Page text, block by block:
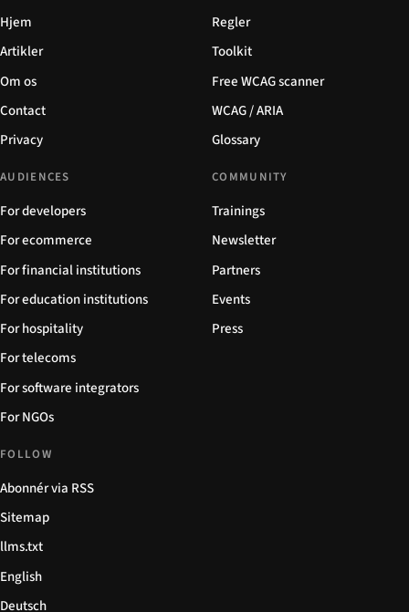
Hjem
Artikler
Om os
Contact
Privacy
Regler
Toolkit
Free WCAG scanner
WCAG / ARIA
Glossary
AUDIENCES
For developers
For ecommerce
For financial institutions
For education institutions
For hospitality
For telecoms
For software integrators
For NGOs
COMMUNITY
Trainings
Newsletter
Partners
Events
Press
FOLLOW
Abonnér via RSS
Sitemap
llms.txt
English
Deutsch